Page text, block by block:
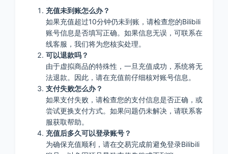
充值未到账怎么办？
如果充值超过10分钟仍未到账，请检查您的Bilibili
账号信息是否填写正确。如果信息无误，可联系在
线客服，我们将为您核实处理。
可以退款吗？
由于虚拟商品的特殊性，一旦充值成功，系统将无
法退款。因此，请在充值前仔细核对账号信息。
支付失败怎么办？
如果支付失败，请检查您的支付信息是否正确，或
尝试更换支付方式。如果问题仍未解决，请联系客
服获取帮助。
充值后多久可以登录账号？
为确保充值顺利，请在交易完成前避免登录Bilibili